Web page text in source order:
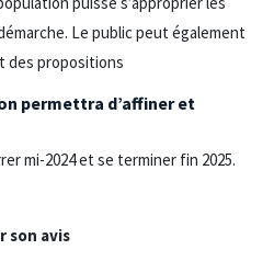
Le public peut également
des propositions
permettra d’affiner et
mi-2024 et se terminer fin 2025.
son avis